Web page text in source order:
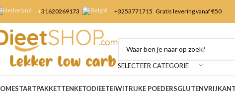
+31620269173 +3253771715 Gratis levering vanaf €50
SELECTEER CATEGORIE
STARTPAKKETTENKETODIEETEIWITRIJKE POEDERSGLUTENVRIJ